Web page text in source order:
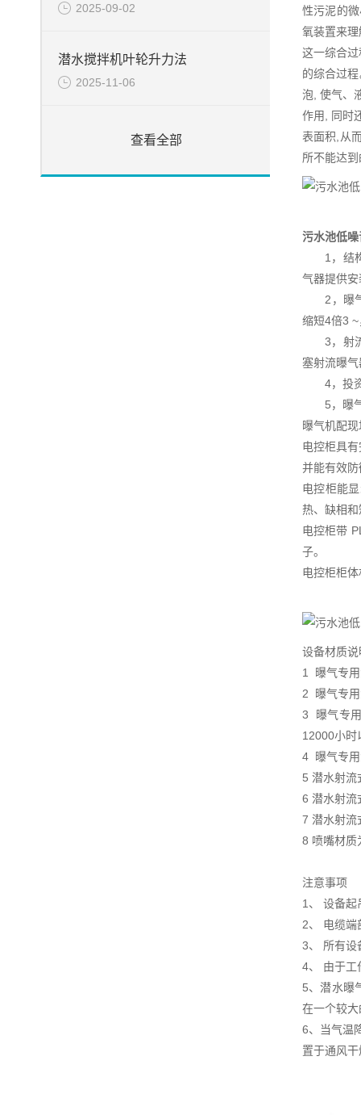
2025-09-02
潜水搅拌机叶轮升力法
2025-11-06
查看全部
性污泥的
氧装置来
这一综合
的综合过
泡, 使气、
作用, 同时
表面积,从
所不能达
污水池低
1，结构
气器提供
2，曝气
缩短4倍3
3，射流
塞射流曝
4，投资
5，曝气
曝气机配
电控柜具
并能有效
电控柜能
热、缺相
电控柜带
子。
电控柜柜
设备材质说
1 曝气专
2 曝气专
3 曝气专
12000小
4 曝气专用
5 潜水射
6 潜水射流
7 潜水射流
8 喷嘴材质
注意事项
1、 设备起
2、 电缆端
3、 所有设
4、 由于工
5、潜水曝
在一个较
6、当气温
置于通风